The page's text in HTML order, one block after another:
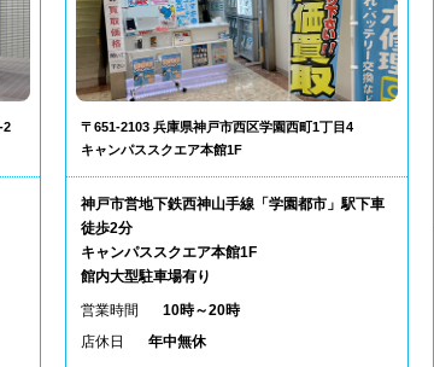
2
〒651-2103 兵庫県神戸市西区学園西町1丁目4
キャンパススクエア本館1F
神戸市営地下鉄西神山手線「学園都市」駅下車
徒歩2分
キャンパススクエア本館1F
館内大型駐車場有り
営業時間
10時～20時
店休日
年中無休